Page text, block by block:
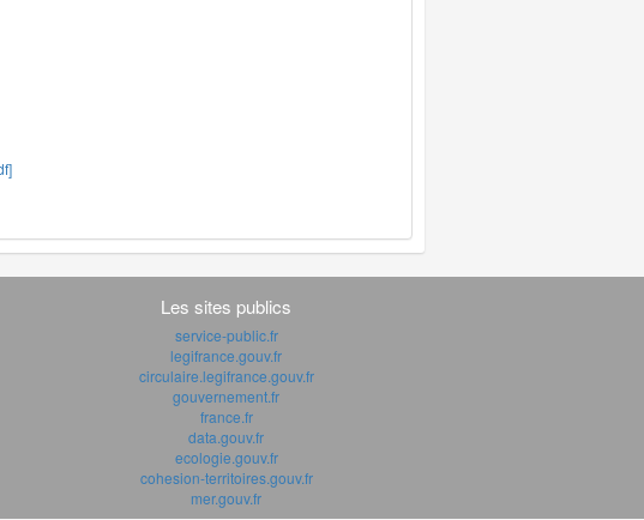
Les sites publics
service-public.fr
legifrance.gouv.fr
circulaire.legifrance.gouv.fr
gouvernement.fr
france.fr
data.gouv.fr
ecologie.gouv.fr
cohesion-territoires.gouv.fr
mer.gouv.fr